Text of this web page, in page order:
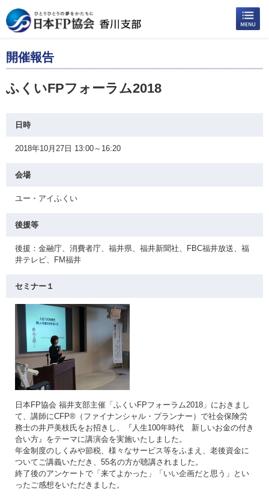
開催報告
ふくいFPフォーラム2018
日時
2018年10月27日 13:00～16:20
会場
ユー・アイふくい
後援等
後援：金融庁、消費者庁、福井県、福井新聞社、FBC福井放送、福
井テレビ、FM福井
セミナー１
日本FP協会 福井支部主催「ふくいFPフォーラム2018」におきまし
て、講師にCFP®（ファイナンシャル・プランナー）で社会保険労
務士の井戸美枝氏をお招きし、『人生100年時代 新しいお金の付き
合い方』をテーマに講演会を実施いたしました。
年金制度のしくみや節税、様々なサービス等をふまえ、老後資金に
ついてご講義いただき、55名の方が聴講されました。
終了後のアンケートで「来てよかった」「いい企画だと思う」とい
ったご感想をいただきました。